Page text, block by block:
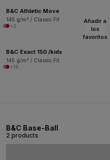
B&C Athletic Move
145 g/m² / Classic Fit
+2
Añadir a
los
favoritos
B&C Exact 150 /kids
145 g/m² / Classic Fit
+16
B&C Base-Ball
2 products